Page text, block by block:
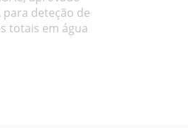
para deteção de
totais em água